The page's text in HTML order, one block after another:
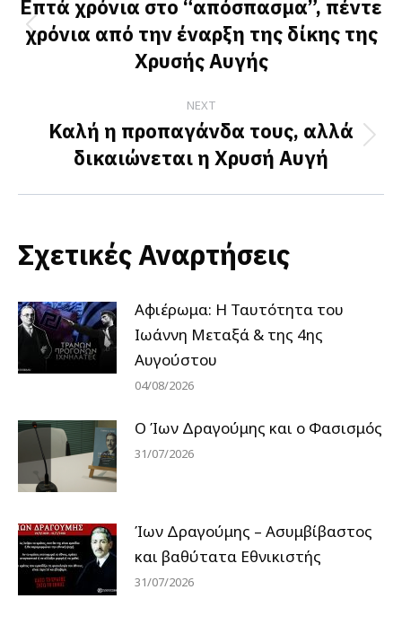
Previous
post:
Επτά χρόνια στο “απόσπασμα”, πέντε
χρόνια από την έναρξη της δίκης της
Χρυσής Αυγής
NEXT
Next
post:
Καλή η προπαγάνδα τους, αλλά
δικαιώνεται η Χρυσή Αυγή
Σχετικές Αναρτήσεις
Αφιέρωμα: Η Ταυτότητα του
Ιωάννη Μεταξά & της 4ης
Αυγούστου
04/08/2026
Ο Ίων Δραγούμης και ο Φασισμός
31/07/2026
Ίων Δραγούμης – Ασυμβίβαστος
και βαθύτατα Εθνικιστής
31/07/2026